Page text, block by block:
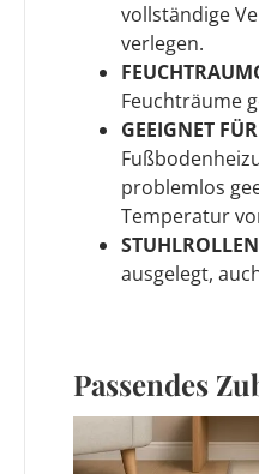
vollständige
verlegen.
Feuchträume
GEEIGNET
problemlos
Temperatur
ausgelegt,
Passendes